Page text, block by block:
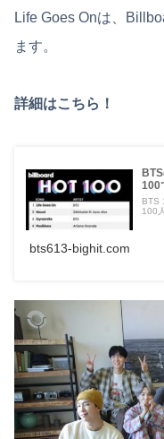
Life Goes Onは、
ます。
詳細はこちら！
100
BTS
100
bts613-bighit.com